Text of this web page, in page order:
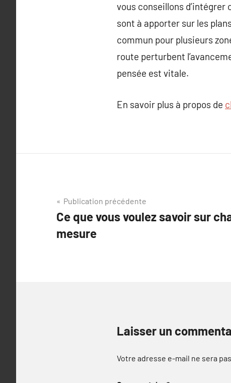
vous conseillons
sont à apporter sur les
commun pour plusieurs
route perturbent
pensée est vitale.
En savoir plus à propos de
Navigation
de
l’article
Publication précédente
Ce que vous voulez savoir sur
mesure
Laisser un
Votre adresse e-mail ne sera